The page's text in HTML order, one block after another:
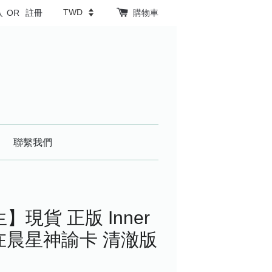
OR 註冊 購物車
聯繫我們
】現貨 正版 Inner
星神諭卡 清澈版